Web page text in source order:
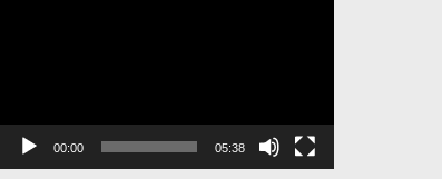
00:00 05:38